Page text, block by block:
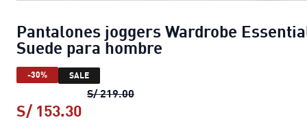
Pantalones joggers Wardrobe
Suede para hombre
-30% SALE
S/ 219.00Pantalones joggers Wardrobe
S/ 153.30